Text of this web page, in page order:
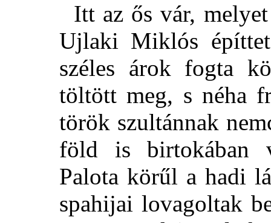
Itt az ős vár,
Ujlaki Miklós
széles árok fogta
töltött meg, s néha
török szultánnak
föld is birtokában
Palota körűl a hadi
spahijai lovagoltak